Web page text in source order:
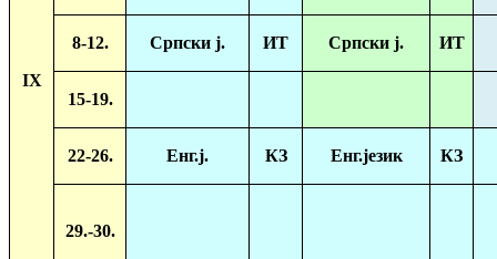
IX
8-12. Српски ј. ИТ Српски ј. ИТ
15-19.
22-26. Енг.ј. КЗ Енг.језик КЗ
29.-30.